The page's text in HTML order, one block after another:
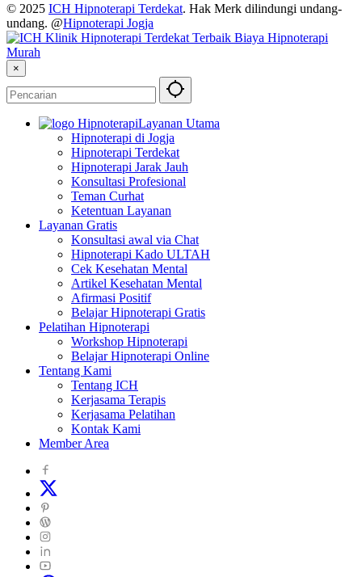
© 2025 ICH Hipnoterapi Terdekat. Hak Merk dilindungi undang-
undang. @Hipnoterapi Jogja
×
Layanan Utama
Hipnoterapi di Jogja
Hipnoterapi Terdekat
Hipnoterapi Jarak Jauh
Konsultasi Profesional
Teman Curhat
Ketentuan Layanan
Layanan Gratis
Konsultasi awal via Chat
Hipnoterapi Kado ULTAH
Cek Kesehatan Mental
Artikel Kesehatan Mental
Afirmasi Positif
Belajar Hipnoterapi Gratis
Pelatihan Hipnoterapi
Workshop Hipnoterapi
Belajar Hipnoterapi Online
Tentang Kami
Tentang ICH
Kerjasama Terapis
Kerjasama Pelatihan
Kontak Kami
Member Area